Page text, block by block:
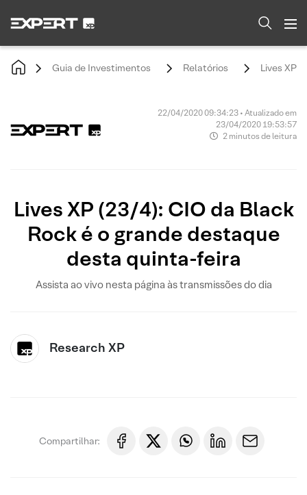
Guia de Investimentos Relatórios Lives XP
22/04/2020 09:34:23 • Atualizado em
23/04/2020 19:53:57
2 minutos de leitura
Lives XP (23/4): CIO da Black
Rock é o grande destaque
desta quinta-feira
Assista ao vivo nesta página às transmissões do dia
Research XP
Compartilhar: